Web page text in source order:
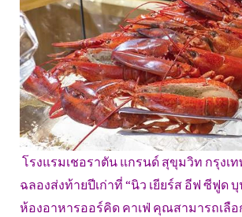
โรงแรมเชอราตัน แกรนด์ สุขุมวิท กรุงเ
ฉลองส่งท้ายปีเก่าที่ “นิว เยียร์ส อีฟ ซีฟูด
ห้องอาหารออร์คิด คาเฟ่ คุณสามารถเลื